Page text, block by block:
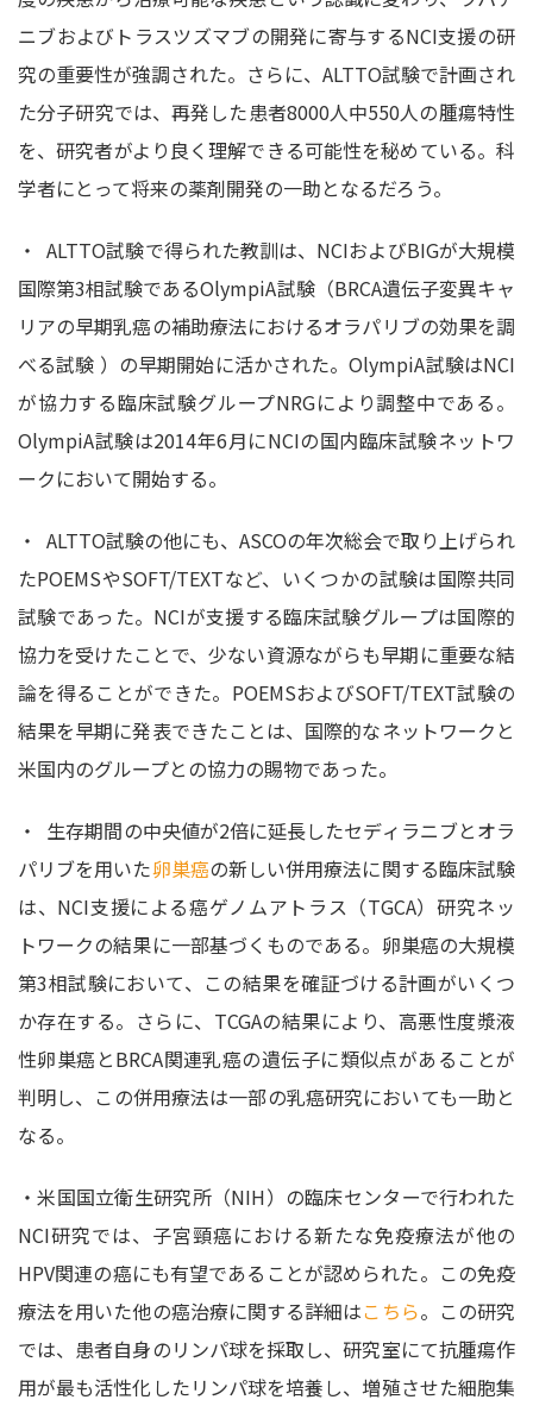
ニブおよびトラスツズマブの開発に寄与するNCI支援の研
究の重要性が強調された。さらに、ALTTO試験で計画され
た分子研究では、再発した患者8000人中550人の腫瘍特性
を、研究者がより良く理解できる可能性を秘めている。科
学者にとって将来の薬剤開発の一助となるだろう。
・ ALTTO試験で得られた教訓は、NCIおよびBIGが大規模
国際第3相試験であるOlympiA試験（BRCA遺伝子変異キャ
リアの早期乳癌の補助療法におけるオラパリブの効果を調
べる試験 ）の早期開始に活かされた。OlympiA試験はNCI
が協力する臨床試験グループNRGにより調整中である。
OlympiA試験は2014年6月にNCIの国内臨床試験ネットワ
ークにおいて開始する。
・ ALTTO試験の他にも、ASCOの年次総会で取り上げられ
たPOEMSやSOFT/TEXTなど、いくつかの試験は国際共同
試験であった。NCIが支援する臨床試験グループは国際的
協力を受けたことで、少ない資源ながらも早期に重要な結
論を得ることができた。POEMSおよびSOFT/TEXT試験の
結果を早期に発表できたことは、国際的なネットワークと
米国内のグループとの協力の賜物であった。
・ 生存期間の中央値が2倍に延長したセディラニブとオラ
パリブを用いた卵巣癌の新しい併用療法に関する臨床試験
は、NCI支援による癌ゲノムアトラス（TGCA）研究ネッ
トワークの結果に一部基づくものである。卵巣癌の大規模
第3相試験において、この結果を確証づける計画がいくつ
か存在する。さらに、TCGAの結果により、高悪性度漿液
性卵巣癌とBRCA関連乳癌の遺伝子に類似点があることが
判明し、この併用療法は一部の乳癌研究においても一助と
なる。
・米国国立衛生研究所（NIH）の臨床センターで行われた
NCI研究では、子宮頸癌における新たな免疫療法が他の
HPV関連の癌にも有望であることが認められた。この免疫
療法を用いた他の癌治療に関する詳細はこちら。この研究
では、患者自身のリンパ球を採取し、研究室にて抗腫瘍作
用が最も活性化したリンパ球を培養し、増殖させた細胞集